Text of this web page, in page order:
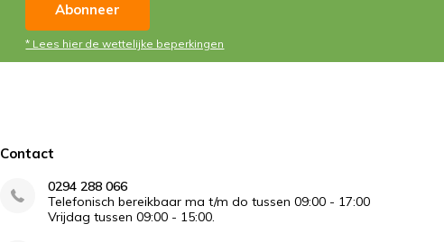
Abonneer
* Lees hier de wettelijke beperkingen
Contact
0294 288 066
Telefonisch bereikbaar ma t/m do tussen 09:00 - 17:00
Vrijdag tussen 09:00 - 15:00.